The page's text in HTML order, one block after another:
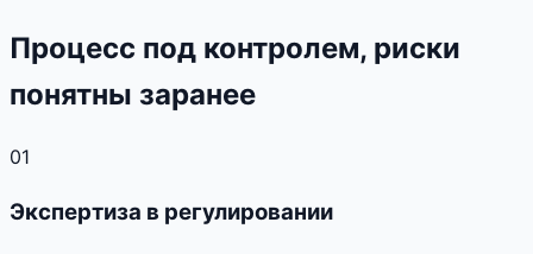
Процесс под контролем, риски
понятны заранее
01
Экспертиза в регулировании